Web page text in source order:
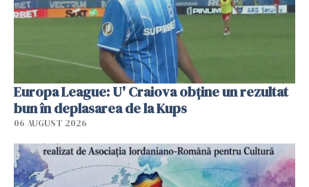
Europa League: U' Craiova obține un rezultat
bun în deplasarea de la Kups
06 AUGUST 2026